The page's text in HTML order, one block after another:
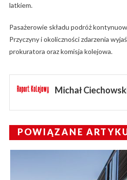
latkiem.
Pasażerowie składu podróż
Przyczyny i okoliczności zdarzenia
prokuratora oraz komisja kolejowa.
Michał
POWIĄZANE